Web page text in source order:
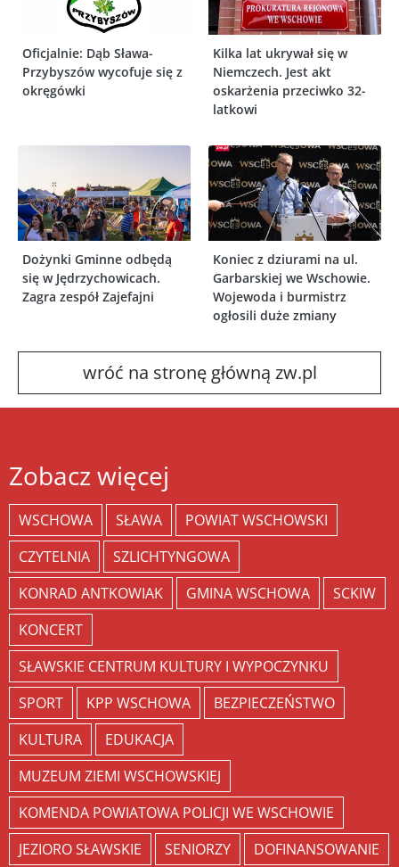
Oficjalnie: Dąb Sława-
Przybyszów wycofuje się z
okręgówki
Kilka lat ukrywał się w
Niemczech. Jest akt
oskarżenia przeciwko 32-
latkowi
Dożynki Gminne odbędą
się w Jędrzychowicach.
Zagra zespół Zajefajni
Koniec z dziurami na ul.
Garbarskiej we Wschowie.
Wojewoda i burmistrz
ogłosili duże zmiany
wróć na stronę główną zw.pl
Zobacz więcej
WSCHOWA SŁAWA
POWIAT WSCHOWSKI
CZYTELNIA
SZLICHTYNGOWA
KONRAD ANTKOWIAK
GMINA WSCHOWA
SCKIW
KONCERT
SŁAWSKIE CENTRUM KULTURY I WYPOCZYNKU
SPORT
KPP WSCHOWA
BEZPIECZEŃSTWO
KULTURA
EDUKACJA
MUZEUM ZIEMI WSCHOWSKIEJ
KOMENDA POWIATOWA POLICJI WE WSCHOWIE
JEZIORO SŁAWSKIE
SENIORZY DOFINANSOWANIE